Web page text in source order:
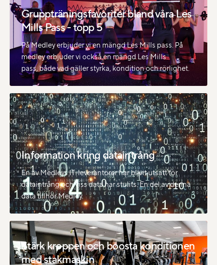
Gruppträningsfavoriter bland våra Les
Mills Pass - topp 5
På Medley erbjuder vi en mängd Les Mills pass. På
medley erbjuder vi också en mängd Les Mills
pass, både vad gäller styrka, kondition och rörlighet.
Information kring dataintrång
En av Medleys IT-leverantörer har blivit utsatt för
dataintrång och viss data har stulits. En del av denna
data tillhör Medley.
Stärk kroppen och boosta konditionen
med stakmaskin